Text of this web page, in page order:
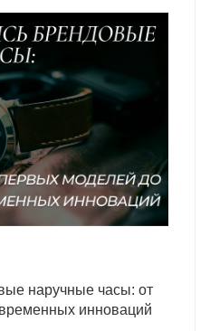
наручные часы: от
инноваций